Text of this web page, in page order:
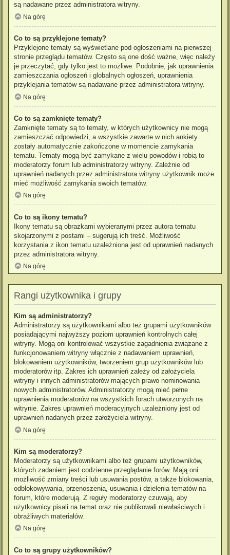
są nadawane przez administratora witryny.
Na górę
Co to są przyklejone tematy?
Przyklejone tematy są wyświetlane pod ogłoszeniami na pierwszej
stronie przeglądu tematów. Często są one dość ważne, więc należy
je przeczytać, gdy tylko jest to możliwe. Podobnie, jak uprawnienia
zamieszczania ogłoszeń i globalnych ogłoszeń, uprawnienia
przyklejania tematów są nadawane przez administratora witryny.
Na górę
Co to są zamknięte tematy?
Zamknięte tematy są to tematy, w których użytkownicy nie mogą
zamieszczać odpowiedzi, a wszystkie zawarte w nich ankiety
zostały automatycznie zakończone w momencie zamykania
tematu. Tematy mogą być zamykane z wielu powodów i robią to
moderatorzy forum lub administratorzy witryny. Zależnie od
uprawnień nadanych przez administratora witryny użytkownik może
mieć możliwość zamykania swoich tematów.
Na górę
Co to są ikony tematu?
Ikony tematu są obrazkami wybieranymi przez autora tematu
skojarzonymi z postami – sugerują ich treść. Możliwość
korzystania z ikon tematu uzależniona jest od uprawnień nadanych
przez administratora witryny.
Na górę
Rangi użytkownika i grupy
Kim są administratorzy?
Administratorzy są użytkownikami albo też grupami użytkowników
posiadającymi najwyższy poziom uprawnień kontrolnych całej
witryny. Mogą oni kontrolować wszystkie zagadnienia związane z
funkcjonowaniem witryny włącznie z nadawaniem uprawnień,
blokowaniem użytkowników, tworzeniem grup użytkowników lub
moderatorów itp. Zakres ich uprawnień zależy od założyciela
witryny i innych administratorów mających prawo nominowania
nowych administratorów. Administratorzy mogą mieć pełne
uprawnienia moderatorów na wszystkich forach utworzonych na
witrynie. Zakres uprawnień moderacyjnych uzależniony jest od
uprawnień nadanych przez założyciela witryny.
Na górę
Kim są moderatorzy?
Moderatorzy są użytkownikami albo też grupami użytkowników,
których zadaniem jest codzienne przeglądanie forów. Mają oni
możliwość zmiany treści lub usuwania postów, a także blokowania,
odblokowywania, przenoszenia, usuwania i dzielenia tematów na
forum, które moderują. Z reguły moderatorzy czuwają, aby
użytkownicy pisali na temat oraz nie publikowali niewłaściwych i
obraźliwych materiałów.
Na górę
Co to są grupy użytkowników?